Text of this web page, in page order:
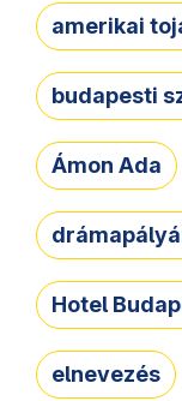
amerikai
budapesti
Ámon Ada
Hotel
elnevezés